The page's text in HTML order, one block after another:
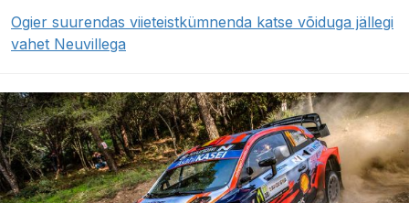
Ogier suurendas viieteistkümnenda katse võiduga jällegi
vahet Neuvillega